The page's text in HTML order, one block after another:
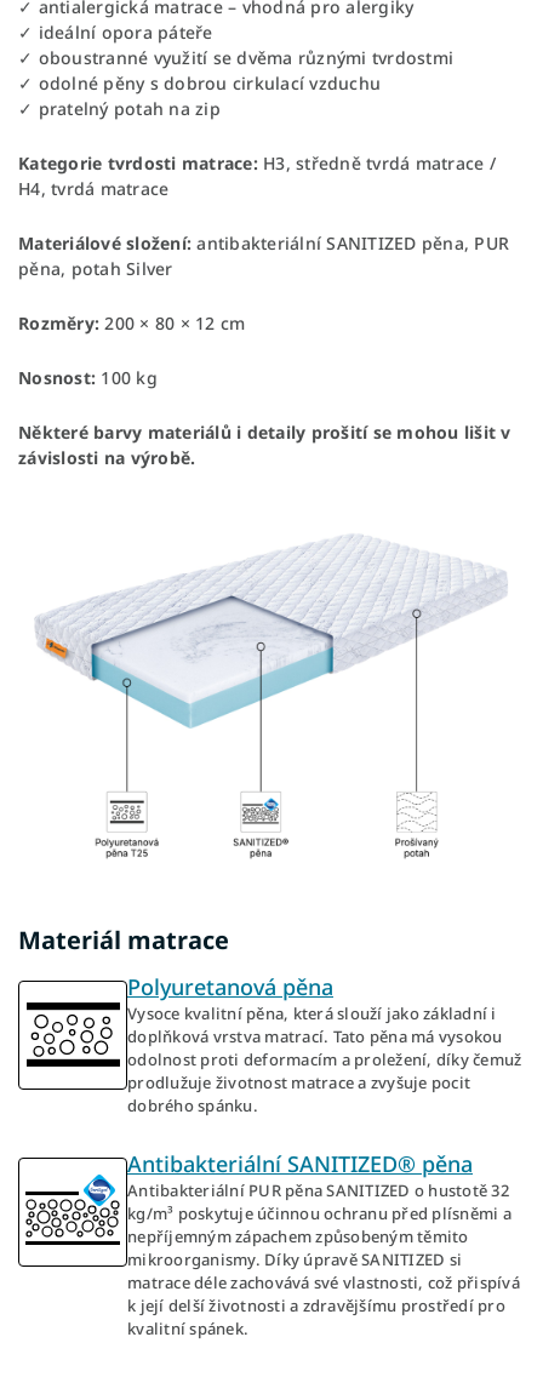
✓ antialergická matrace – vhodná pro alergiky
✓ ideální opora páteře
✓ oboustranné využití se dvěma různými tvrdostmi
✓ odolné pěny s dobrou cirkulací vzduchu
✓ pratelný potah na zip
Kategorie tvrdosti matrace:H3, středně tvrdá matrace /
H4, tvrdá matrace
Materiálové složení: antibakteriální SANITIZED pěna, PUR
pěna, potah Silver
Rozměry:200 × 80 × 12 cm
Nosnost: 100 kg
Některé barvy materiálů i detaily prošití se mohou lišit v
závislosti na výrobě.
Materiál matrace
Polyuretanová pěna
Vysoce kvalitní pěna, která slouží jako základní i
doplňková vrstva matrací. Tato pěna má vysokou
odolnost proti deformacím a proležení, díky čemuž
prodlužuje životnost matrace a zvyšuje pocit
dobrého spánku.
Antibakteriální SANITIZED® pěna
Antibakteriální PUR pěna SANITIZED o hustotě 32
kg/m³ poskytuje účinnou ochranu před plísněmi a
nepříjemným zápachem způsobeným těmito
mikroorganismy. Díky úpravě SANITIZED si
matrace déle zachovává své vlastnosti, což přispívá
k její delší životnosti a zdravějšímu prostředí pro
kvalitní spánek.